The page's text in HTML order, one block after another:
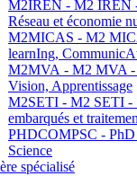
M2IREN - M2 IREN
Réseau et économie
M2MICAS - M2
learnIng,
M2MVA - M2 MVA -
Vision, Apprentissage
M2SETI - M2 SETI -
embarqués et
PHDCOMPSC -
Science
spécialisé